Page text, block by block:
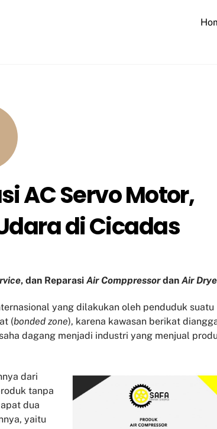
AC Servo Motor,
di Cicadas
, dan Reparasi Air Comppressordan Air
yang dilakukan oleh penduduk suatu
(bonded zone), karena kawasan berikat
dagang menjadi industri yang menjual
dari
tanpa
dua
yaitu